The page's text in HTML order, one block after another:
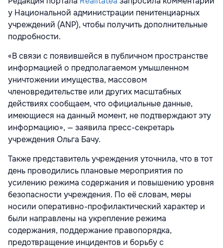
у Национальной администрации пенитенциарных
учреждений (ANP), чтобы получить дополнительные
подробности.
«В связи с появившейся в публичном пространстве
информацией о предполагаемом умышленном
уничтожении имущества, массовом
членовредительстве или других масштабных
действиях сообщаем, что официальные данные,
имеющиеся на данный момент, не подтверждают эту
информацию», — заявила пресс-секретарь
учреждения Ольга Бачу.
Также представитель учреждения уточнила, что в тот
день проводились плановые мероприятия по
усилению режима содержания и повышению уровня
безопасности учреждения. По её словам, меры
носили оперативно-профилактический характер и
были направлены на укрепление режима
содержания, поддержание правопорядка,
предотвращение инцидентов и борьбу с